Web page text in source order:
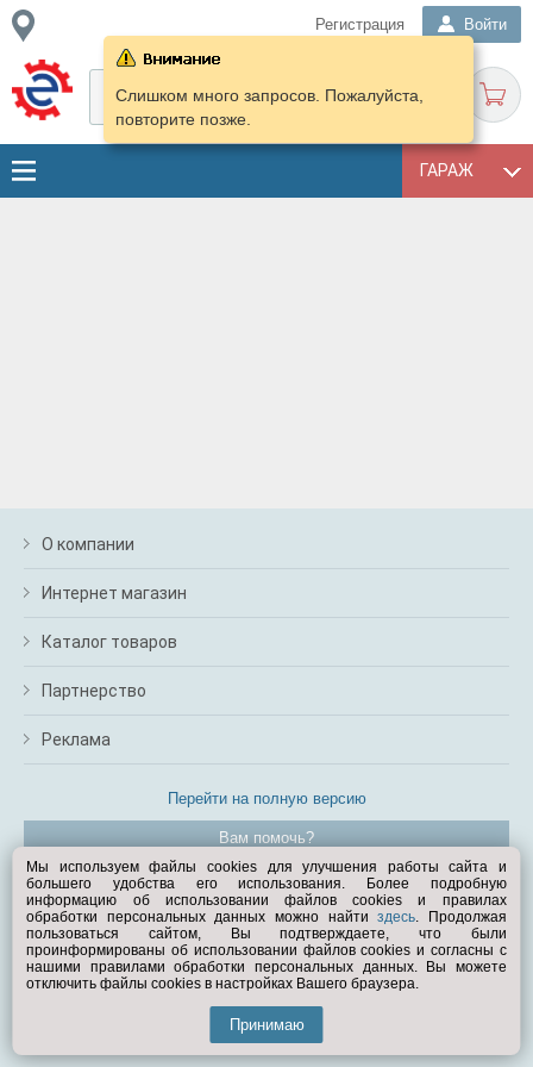
Регистрация Войти
ГАРАЖ
Слишком много запросов. Пожалуйста,
повторите позже.
О компании
Интернет магазин
Каталог товаров
Партнерство
Реклама
Перейти на полную версию
Вам помочь?
© Exist.ru 1998—2026
Мы используем файлы cookies для улучшения работы сайта и
большего удобства его использования. Более подробную
информацию об использовании файлов cookies и правилах
обработки персональных данных можно найтиздесь. Продолжая
пользоваться сайтом, Вы подтверждаете, что были
проинформированы об использовании файлов cookies и согласны с
нашими правилами обработки персональных данных. Вы можете
отключить файлы cookies в настройках Вашего браузера.
Принимаю